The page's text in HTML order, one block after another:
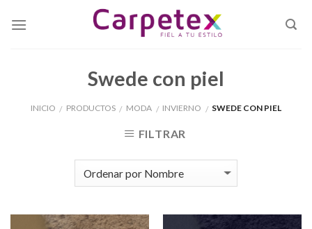
Swede con piel
INICIO / PRODUCTOS / MODA / INVIERNO / SWEDE CON PIEL
FILTRAR